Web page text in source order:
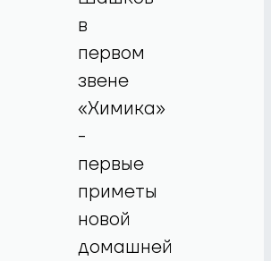
в
первом
звене
«Химика»
-
первые
приметы
новой
домашней